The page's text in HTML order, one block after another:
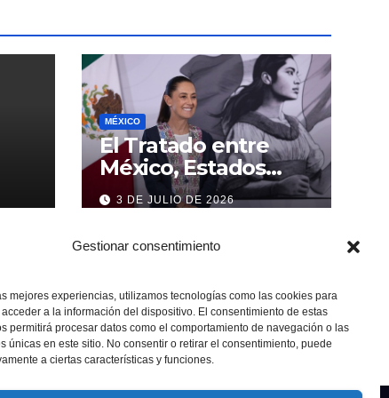
Gestionar consentimiento
mejores experiencias, utilizamos tecnologías como las cookies para
a la información del dispositivo. El consentimiento de estas
permitirá procesar datos como el comportamiento de navegación o las
únicas en este sitio. No consentir o retirar el consentimiento, puede
a ciertas características y funciones.
MÉXICO
El Tratado entre
México, Estados
Unidos y Canadá (T-
MEC) se mantiene
hasta el 2036:
Presidenta Claudia
3 DE JULIO DE 2026